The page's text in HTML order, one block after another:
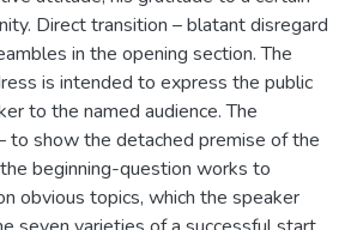
Direct transition – blatant disregard
in the opening section. The
is intended to express the public
to the named audience. The
to show the detached premise of the
beginning-question works to
obvious topics, which the speaker